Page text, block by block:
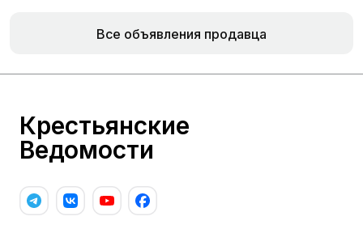
Все объявления продавца
Крестьянские
Ведомости